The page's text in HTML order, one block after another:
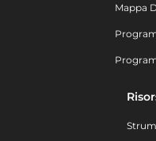
Mappa